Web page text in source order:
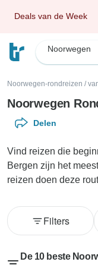
Deals van de Week
Noorwegen
Noorwegen-rondreizen /
Noorwegen
Delen
Vind reizen die
Bergen zijn het
reizen doen deze
Filters
De 10 beste